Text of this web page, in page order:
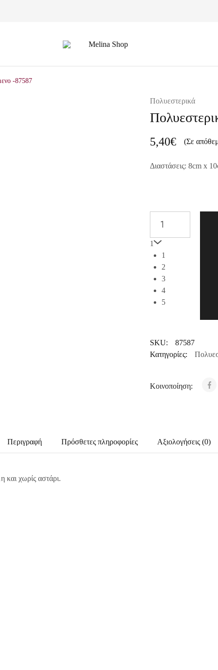
Melina
-87587
Πολυεστερικά
5,40€ (Σε
Διαστάσεις: 8cm x
1
1
2
3
4
5
SKU:
87587
Κατηγορίες:
Κοινοποίηση:
Περιγραφή Πρόσθετες πληροφορίες Αξιολογήσεις (0)
και χωρίς αστάρι.